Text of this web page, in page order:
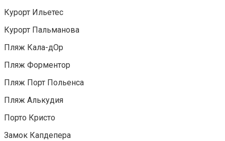
Курорт Ильетес
Курорт Пальманова
Пляж Кала-дОр
Пляж Форментор
Пляж Порт Польенса
Пляж Алькудия
Порто Кристо
Замок Капдепера